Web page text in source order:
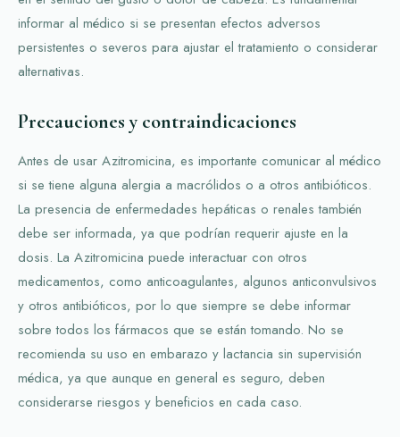
informar al médico si se presentan efectos adversos
persistentes o severos para ajustar el tratamiento o considerar
alternativas.
Precauciones y contraindicaciones
Antes de usar Azitromicina, es importante comunicar al médico
si se tiene alguna alergia a macrólidos o a otros antibióticos.
La presencia de enfermedades hepáticas o renales también
debe ser informada, ya que podrían requerir ajuste en la
dosis. La Azitromicina puede interactuar con otros
medicamentos, como anticoagulantes, algunos anticonvulsivos
y otros antibióticos, por lo que siempre se debe informar
sobre todos los fármacos que se están tomando. No se
recomienda su uso en embarazo y lactancia sin supervisión
médica, ya que aunque en general es seguro, deben
considerarse riesgos y beneficios en cada caso.